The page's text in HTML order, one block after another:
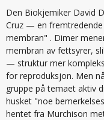
Den Biokjemiker David
Cruz — en
membran" . Dimer
membran av fettsyrer,
— struktur mer
for reproduksjon. Men
gruppe på temaet aktiv
husket "noe
hentet fra Murchison